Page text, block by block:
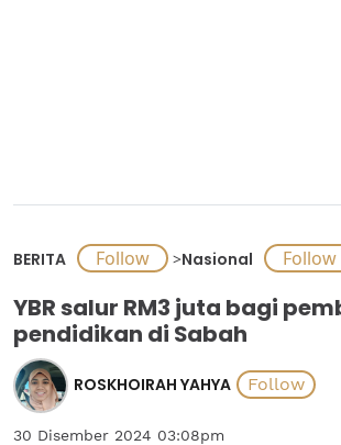
BERITA >Nasional
YBR salur RM3 juta bagi
pendidikan di Sabah
ROSKHOIRAH YAHYA
30 Disember 2024 03:08pm